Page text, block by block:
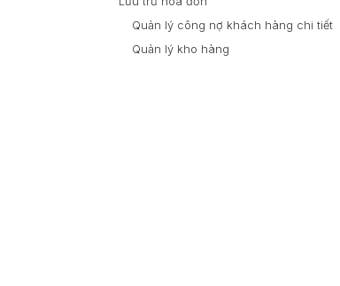
Quản lý công nợ khách hàng chi tiết
Quản lý kho hàng